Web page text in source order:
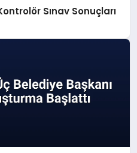
Sınav Sonuçları